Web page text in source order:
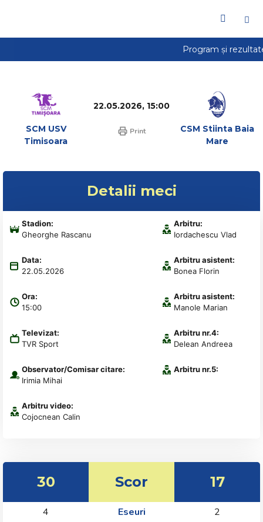
SCM USV
Timisoara
22.05.2026, 15:00
Print
CSM Stiinta Baia
Mare
Detalii meci
Stadion:
Gheorghe Rascanu
Arbitru:
Iordachescu Vlad
Data:
22.05.2026
Arbitru asistent:
Bonea Florin
Ora:
15:00
Arbitru asistent:
Manole Marian
Televizat:
TVR Sport
Arbitru nr.4:
Delean Andreea
Observator/Comisar citare:
Irimia Mihai
Arbitru nr.5:
Arbitru video:
Cojocnean Calin
30 Scor 17
4 Eseuri
2